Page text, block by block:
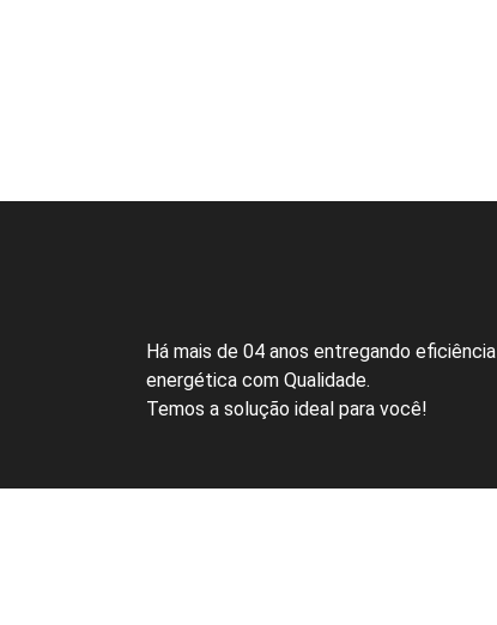
Há mais de 04 anos entregando eficiência
energética com Qualidade.
Temos a solução ideal para você!